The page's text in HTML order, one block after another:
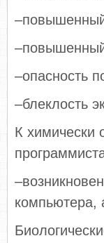
–повышенный
–опасность
–блеклость
К химически
компьютера,